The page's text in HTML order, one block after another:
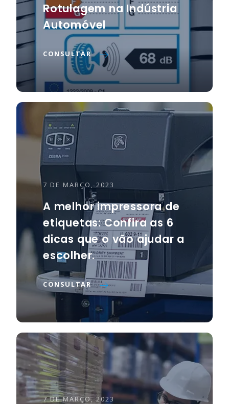
Rotulagem na Indústria
Automóvel
CONSULTAR
7 DE MARÇO, 2023
A melhor impressora de
etiquetas: Confira as 6
dicas que o vão ajudar a
escolher.
CONSULTAR
7 DE MARÇO, 2023